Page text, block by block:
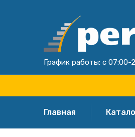
График работы: с 07:00-
Главная